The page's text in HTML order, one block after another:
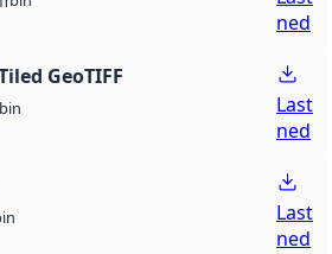
ned
GeoTIFF
bin
Last
ned
Last
ned